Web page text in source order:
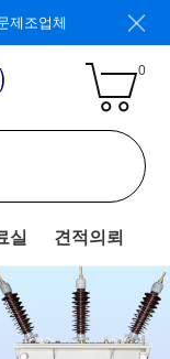
제조업체
0
실 견적의뢰